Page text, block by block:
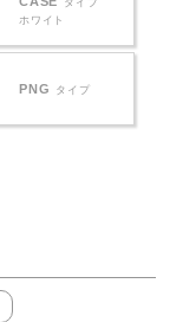
タイプ
ホワイト
PNG タイプ